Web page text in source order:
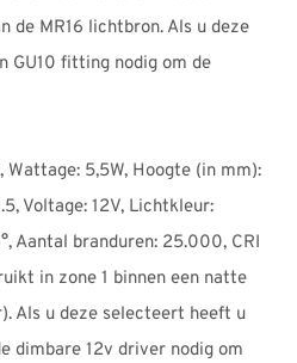
de MR16 lichtbron. Als u deze
GU10 fitting nodig om de
Wattage: 5,5W, Hoogte (in mm):
Voltage: 12V, Lichtkleur:
Aantal branduren: 25.000, CRI
in zone 1 binnen een natte
Als u deze selecteert heeft u
dimbare 12v driver nodig om